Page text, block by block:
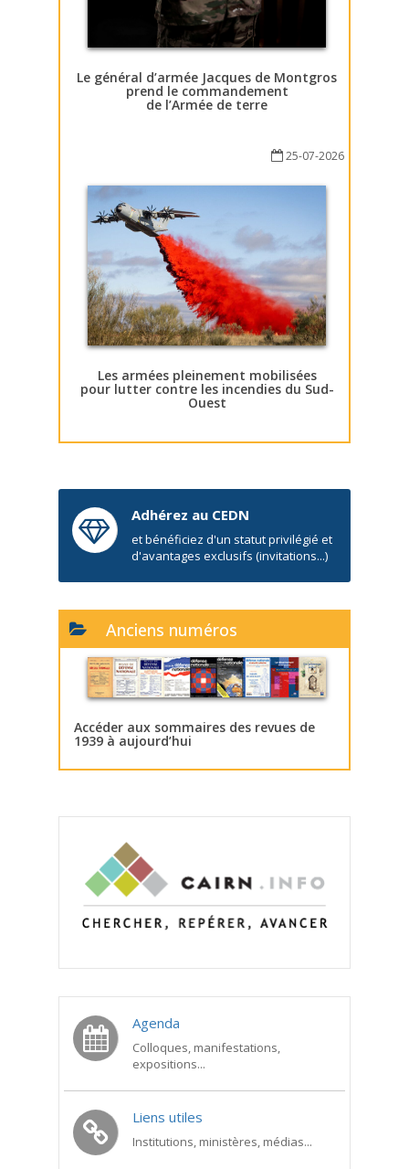
Le général d’armée Jacques de Montgros
prend le commandement
de l’Armée de terre
25-07-2026
Les armées pleinement mobilisées
pour lutter contre les incendies du Sud-
Ouest
Adhérez au CEDN
et bénéficiez d'un statut privilégié et
d'avantages exclusifs (invitations...)
Anciens numéros
Accéder aux sommaires des revues de
1939 à aujourd’hui
Agenda
Colloques, manifestations,
expositions...
Liens utiles
Institutions, ministères, médias...